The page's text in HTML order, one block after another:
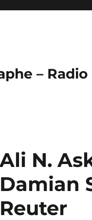
– Radio
N.
Damian
Reuter